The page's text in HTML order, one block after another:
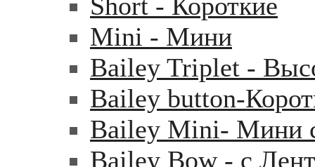
Mini - Mини
Bailey Triplet -
Bailey button-
Bailey Mini- Мини
Bailey Bow - с